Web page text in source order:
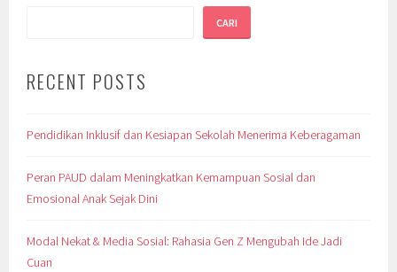
CARI
RECENT POSTS
Pendidikan Inklusif dan Kesiapan Sekolah Menerima Keberagaman
Peran PAUD dalam Meningkatkan Kemampuan Sosial dan
Emosional Anak Sejak Dini
Modal Nekat & Media Sosial: Rahasia Gen Z Mengubah Ide Jadi
Cuan